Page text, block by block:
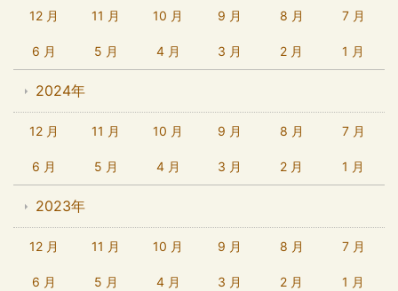
12 月 11 月 10 月 9 月 8 月 7 月
6 月 5 月 4 月 3 月 2 月 1 月
2024年
12 月 11 月 10 月 9 月 8 月 7 月
6 月 5 月 4 月 3 月 2 月 1 月
2023年
12 月 11 月 10 月 9 月 8 月 7 月
6 月 5 月 4 月 3 月 2 月 1 月